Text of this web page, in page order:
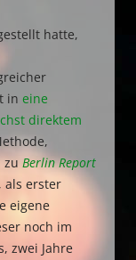
hatte,
in eine
direktem
zu Berlin Report
als erster
eigene
noch im
zwei Jahre